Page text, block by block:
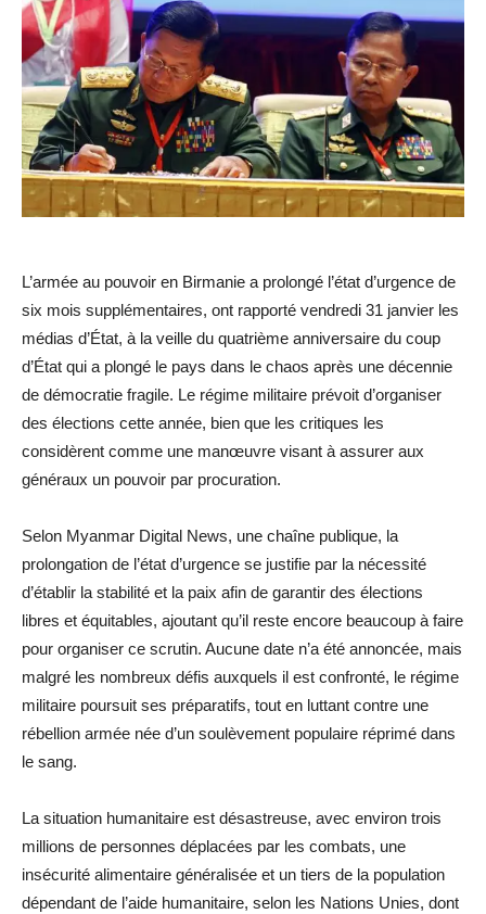
L’armée au pouvoir en Birmanie a prolongé l’état d’urgence de
six mois supplémentaires, ont rapporté vendredi 31 janvier les
médias d’État, à la veille du quatrième anniversaire du coup
d’État qui a plongé le pays dans le chaos après une décennie
de démocratie fragile. Le régime militaire prévoit d’organiser
des élections cette année, bien que les critiques les
considèrent comme une manœuvre visant à assurer aux
généraux un pouvoir par procuration.
Selon Myanmar Digital News, une chaîne publique, la
prolongation de l’état d’urgence se justifie par la nécessité
d’établir la stabilité et la paix afin de garantir des élections
libres et équitables, ajoutant qu’il reste encore beaucoup à faire
pour organiser ce scrutin. Aucune date n’a été annoncée, mais
malgré les nombreux défis auxquels il est confronté, le régime
militaire poursuit ses préparatifs, tout en luttant contre une
rébellion armée née d’un soulèvement populaire réprimé dans
le sang.
La situation humanitaire est désastreuse, avec environ trois
millions de personnes déplacées par les combats, une
insécurité alimentaire généralisée et un tiers de la population
dépendant de l’aide humanitaire, selon les Nations Unies, dont